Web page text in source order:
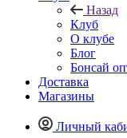
Назад
Клуб
О клубе
Блог
Бонсай
Доставка
Магазины
Личный